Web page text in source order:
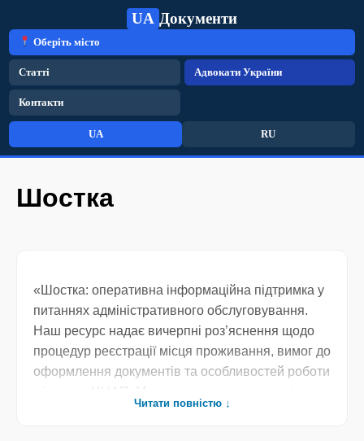
UA Документи
Оберіть місто
Статті Адвокати України
Контакти
UA RU
Шостка
«Шостка: оперативна інформаційна підтримка у
питаннях адміністративного обслуговування.
Наш ресурс надає вичерпні роз’яснення щодо
процедур реєстрації місця проживання, вимог до
оформлення документів та особливостей роботи
юридичні норми на зрозумілі покрокові
Читати повністю ↓